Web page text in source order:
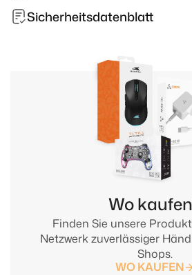
Sicherheitsdatenblatt
Finden Sie unsere
Netzwerk zuverlässiger
Shops.
Wo
WO KAUFEN